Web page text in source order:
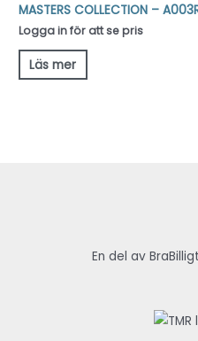
MASTERS COLLECTION –
Logga in för att se pris
Läs mer
En del av